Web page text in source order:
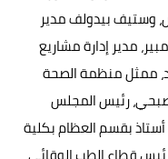
وستيف بيدولف مدير
مدير إدارة مشاريع
ممثل منظمة الصحة
صبحي، رئيس المجلس
بقسم العظام بكلية